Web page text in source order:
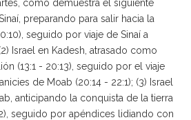
como demuestra el siguiente
preparando para salir hacia la
seguido por viaje de Sinaí a
Israel en Kadesh, atrasado como
(13:1 - 20:13), seguido por el viaje
de Moab (20:14 - 22:1); (3) Israel
anticipando la conquista de la tierra
seguido por apéndices lidiando con